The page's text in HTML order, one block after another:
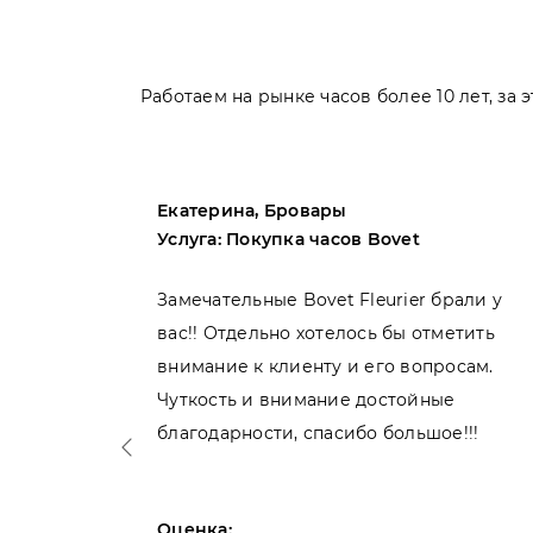
Работаем на рынке часов более 10 лет,
Екатерина, Бровары
Услуга: Покупка часов Bovet
Замечательные Bovet Fleurier брали у
вас!! Отдельно хотелось бы отметить
внимание к клиенту и его вопросам.
Чуткость и внимание достойные
благодарности, спасибо большое!!!